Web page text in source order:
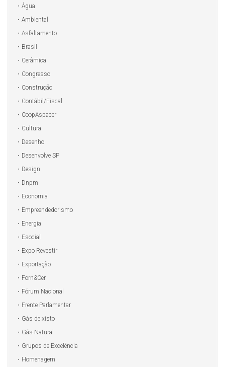
Água
Ambiental
Asfaltamento
Brasil
Cerâmica
Congresso
Construção
Contábil/Fiscal
CoopAspacer
Cultura
Desenho
Desenvolve SP
Design
Dnpm
Economia
Empreendedorismo
Energia
Esocial
Expo Revestir
Exportação
Forn&Cer
Fórum Nacional
Frente Parlamentar
Gás de xisto
Gás Natural
Grupos de Excelência
Homenagem